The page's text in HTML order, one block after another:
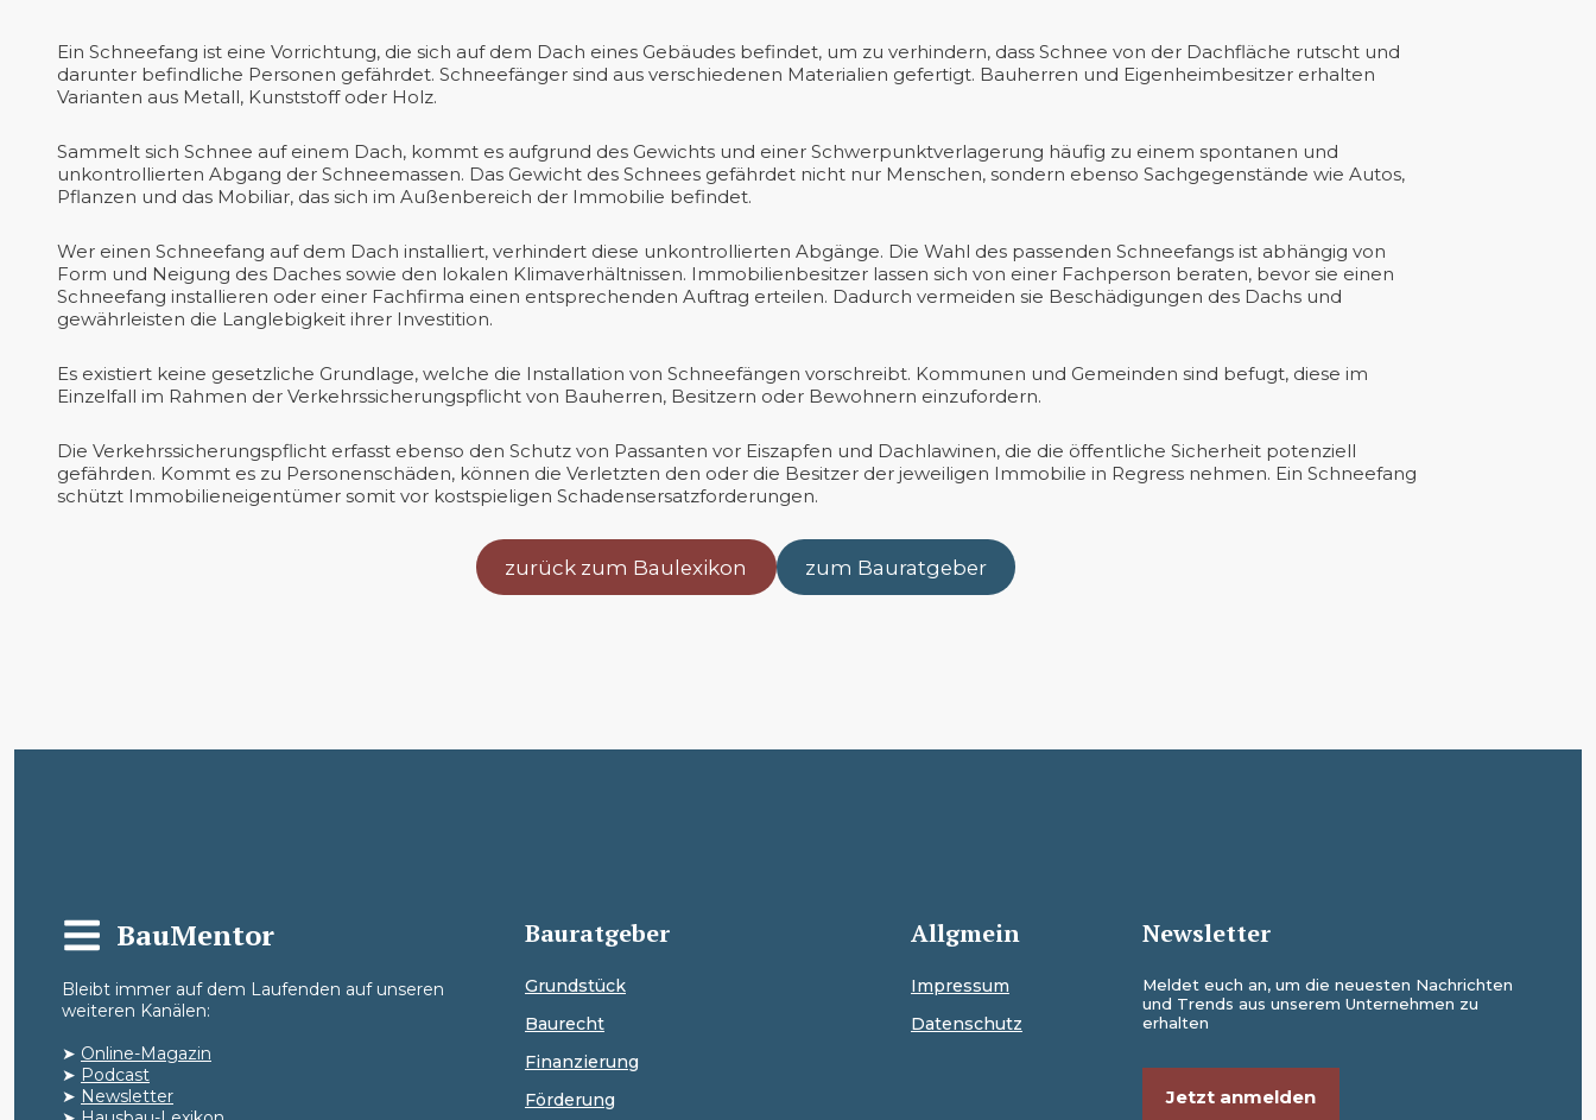
Ein Schneefang ist eine Vorrichtung, die sich auf dem Dach eines Gebäudes befindet, um zu verhindern, dass Schnee von der Dachfläche rutscht und
darunter befindliche Personen gefährdet. Schneefänger sind aus verschiedenen Materialien gefertigt. Bauherren und Eigenheimbesitzer erhalten
Varianten aus Metall, Kunststoff oder Holz.
Sammelt sich Schnee auf einem Dach, kommt es aufgrund des Gewichts und einer Schwerpunktverlagerung häufig zu einem spontanen und
unkontrollierten Abgang der Schneemassen. Das Gewicht des Schnees gefährdet nicht nur Menschen, sondern ebenso Sachgegenstände wie Autos,
Pflanzen und das Mobiliar, das sich im Außenbereich der Immobilie befindet.
Wer einen Schneefang auf dem Dach installiert, verhindert diese unkontrollierten Abgänge. Die Wahl des passenden Schneefangs ist abhängig von
Form und Neigung des Daches sowie den lokalen Klimaverhältnissen. Immobilienbesitzer lassen sich von einer Fachperson beraten, bevor sie einen
Schneefang installieren oder einer Fachfirma einen entsprechenden Auftrag erteilen. Dadurch vermeiden sie Beschädigungen des Dachs und
gewährleisten die Langlebigkeit ihrer Investition.
Es existiert keine gesetzliche Grundlage, welche die Installation von Schneefängen vorschreibt. Kommunen und Gemeinden sind befugt, diese im
Einzelfall im Rahmen der Verkehrssicherungspflicht von Bauherren, Besitzern oder Bewohnern einzufordern.
Die Verkehrssicherungspflicht erfasst ebenso den Schutz von Passanten vor Eiszapfen und Dachlawinen, die die öffentliche Sicherheit potenziell
gefährden. Kommt es zu Personenschäden, können die Verletzten den oder die Besitzer der jeweiligen Immobilie in Regress nehmen. Ein Schneefang
schützt Immobilieneigentümer somit vor kostspieligen Schadensersatzforderungen.
zurück zum Baulexikon zum Bauratgeber
BauMentor
Bleibt immer auf dem Laufenden auf unseren
weiteren Kanälen:
➤ Online-Magazin
➤ Podcast
➤ Newsletter
Bauratgeber
Grundstück
Baurecht
Finanzierung
Förderung
Allgmein
Impressum
Datenschutz
Newsletter
Meldet euch an, um die neuesten Nachrichten
und Trends aus unserem Unternehmen zu
erhalten
Jetzt anmelden